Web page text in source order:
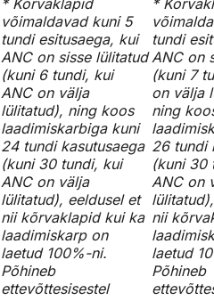
* Kõrvaklapid
võimaldavad kuni 5
tundi esitusaega, kui
ANC on sisse lülitatud
(kuni 6 tundi, kui
ANC on välja
lülitatud), ning koos
laadimiskarbiga kuni
24 tundi kasutusaega
(kuni 30 tundi, kui
ANC on välja
lülitatud), eeldusel et
nii kõrvaklapid kui ka
laadimiskarp on
laetud 100%-ni.
Põhineb
ettevõttesisestel
*
tundi
ANC on
(kuni 7
on välja
ning
26 tundi
(kuni 30
ANC on
nii
laetud
Põhineb